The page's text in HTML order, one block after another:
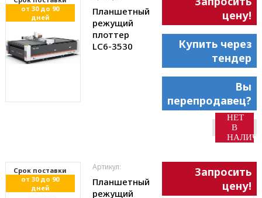
от 30 до 90
дней
Планшетный
режущий
плоттер
LC6-3530
цену!
Купить через
тендер
Вы
перепродавец?
НЕТ
В
Cрок поставки
от 30 до 90
дней
Артикул:
Планшетный
режущий
Запросить
цену!